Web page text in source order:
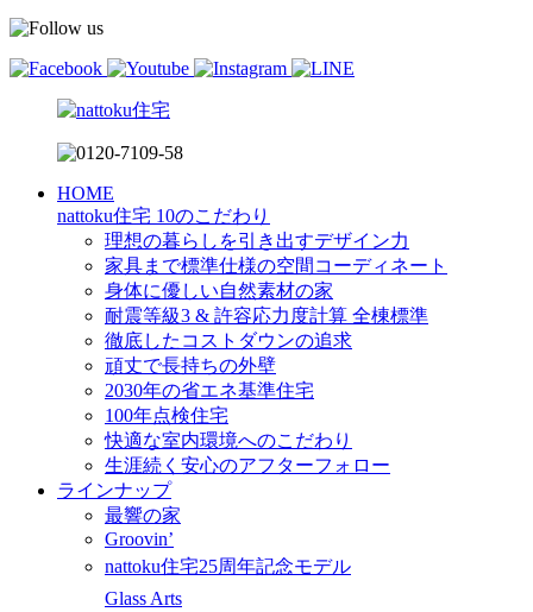
HOME
nattoku住宅 10のこだわり
理想の暮らしを引き出すデザイン力
家具まで標準仕様の空間コーディネート
身体に優しい自然素材の家
耐震等級3 & 許容応力度計算 全棟標準
徹底したコストダウンの追求
頑丈で長持ちの外壁
2030年の省エネ基準住宅
100年点検住宅
快適な室内環境へのこだわり
生涯続く安心のアフターフォロー
ラインナップ
最響の家
Groovin’
nattoku住宅25周年記念モデル
Glass Arts